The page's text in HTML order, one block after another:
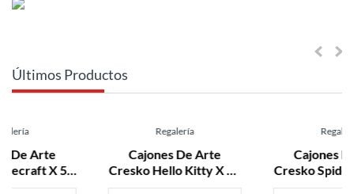
Últimos Productos
Cajones De Arte
Cresko Hello Kitty X 54
Pzas. (sr661)
Cajones De Arte
Cresko Spiderman X 54
Pzas. (ha633)